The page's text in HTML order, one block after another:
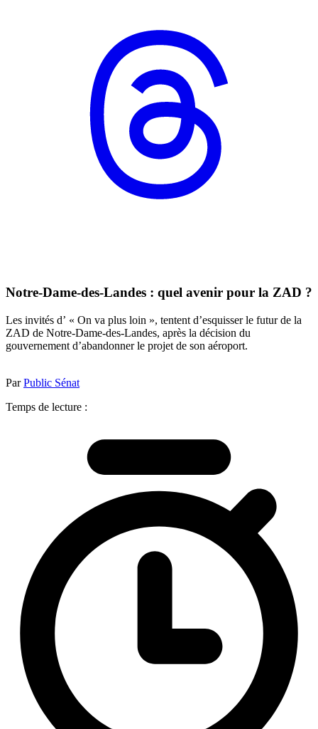
Notre-Dame-des-Landes : quel avenir pour la ZAD ?
Les invités d’ « On va plus loin », tentent d’esquisser le futur de la
ZAD de Notre-Dame-des-Landes, après la décision du
gouvernement d’abandonner le projet de son aéroport.
ParPublic Sénat
Temps de lecture :